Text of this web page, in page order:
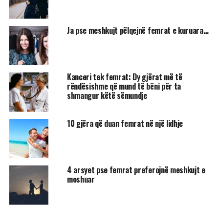
Ja pse meshkujt pëlqejnë femrat e kuruara…
Kanceri tek femrat: Dy gjërat më të
rëndësishme që mund të bëni për ta
shmangur këtë sëmundje
10 gjëra që duan femrat në një lidhje
4 arsyet pse femrat preferojnë meshkujt e
moshuar